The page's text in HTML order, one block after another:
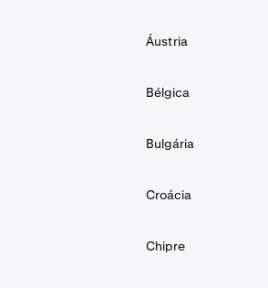
Áustria
Bélgica
Bulgária
Croácia
Chipre